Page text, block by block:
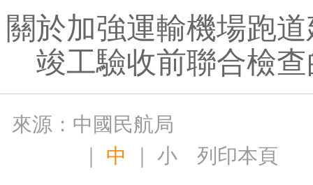
關於加強運輸機場跑
竣工驗收前聯合檢
來源：中國民航局
｜ 中 ｜小 列印本頁
式